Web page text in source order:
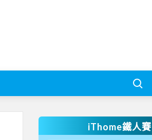
iThome鐵人賽